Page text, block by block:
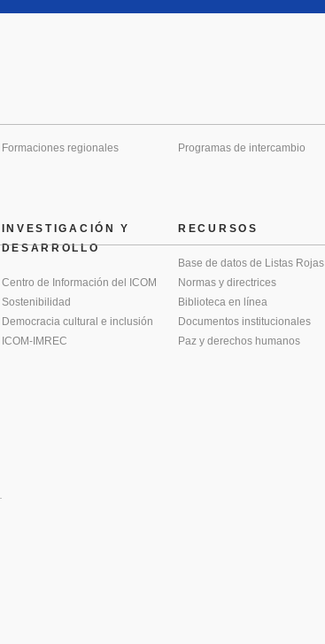
Formaciones regionales Programas de intercambio
INVESTIGACIÓN Y
DESARROLLO
Centro de Información del ICOM
Sostenibilidad
Democracia cultural e inclusión
ICOM-IMREC
RECURSOS
Base de datos de Listas Rojas
Normas y directrices
Biblioteca en línea
Documentos institucionales
Paz y derechos humanos